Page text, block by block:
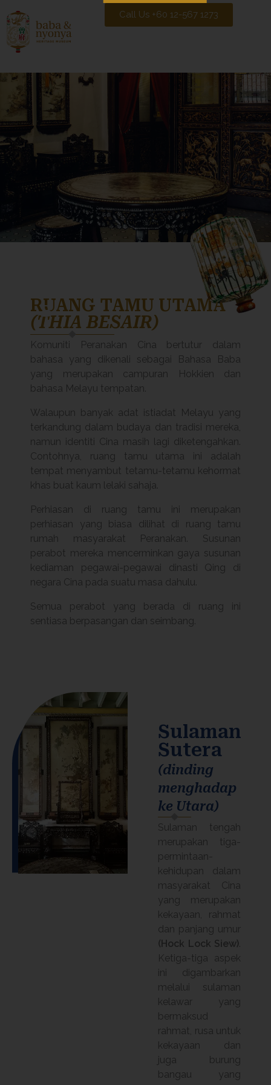
Call Us +60 12-567 1273
B
RUANG TAMU UTAMA
(THIA BESAIR)
Komuniti Peranakan Cina bertutur dalam
bahasa yang dikenali sebagai Bahasa Baba
yang merupakan campuran Hokkien dan
bahasa Melayu tempatan.
Walaupun banyak adat istiadat Melayu yang
terkandung dalam budaya dan tradisi mereka,
namun identiti Cina masih lagi diketengahkan.
Contohnya, ruang tamu utama ini adalah
tempat menyambut tetamu-tetamu kehormat
khas buat kaum lelaki sahaja.
Perhiasan di ruang tamu ini merupakan
perhiasan yang biasa dilihat di ruang tamu
rumah masyarakat Peranakan. Susunan
perabot mereka mencerminkan gaya susunan
kediaman pegawai-pegawai dinasti Qing di
negara Cina pada suatu masa dahulu.
Semua perabot yang berada di ruang ini
sentiasa berpasangan dan seimbang.
Sulaman
Sutera
(dinding
menghadap
ke Utara)
Sulaman tengah
merupakan tiga-
permintaan-
kehidupan dalam
masyarakat Cina
yang merupakan
kekayaan, rahmat
dan panjang umur
(Hock Lock Siew).
Ketiga-tiga aspek
ini digambarkan
melalui sulaman
kelawar yang
bermaksud
rahmat, rusa untuk
kekayaan dan
juga burung
bangau yang